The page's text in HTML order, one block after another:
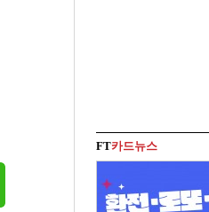
FT카드뉴스